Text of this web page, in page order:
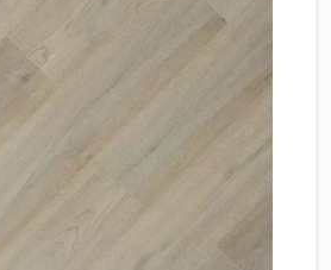
CronaFloor
Damy Floor
Dolce Flooring
ECO Parquet